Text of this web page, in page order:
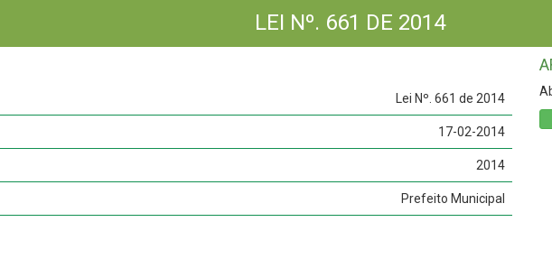
LEI Nº. 661 DE 2014
Lei Nº. 661 de 2014
17-02-2014
2014
Prefeito Municipal